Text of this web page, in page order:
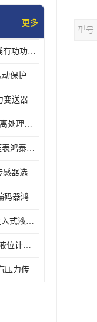
更多
WBP214P75三相三线有功功率传感器鸿泰顺达产品稳定性好
STM82系列双通道振动保护表鸿泰产品技术规格
EL2600斯派莎克压力变送器技术规格
DGR-RA系列信号隔离处理器鸿泰产品技术规格
HB4740Z-V智能电压表鸿泰产品外形美观大方
LZDY1振动加速度传感器选型资料
BQH12 矿用本质型编码器鸿泰产品实物展示
FB0802WD03E307投入式液位计鸿泰产品选型参数
JL-LB二线制超声波液位计鸿泰产品外形美观大方
QBE2002-P5水管蒸汽压力传感器西门子产品技术规格
型号